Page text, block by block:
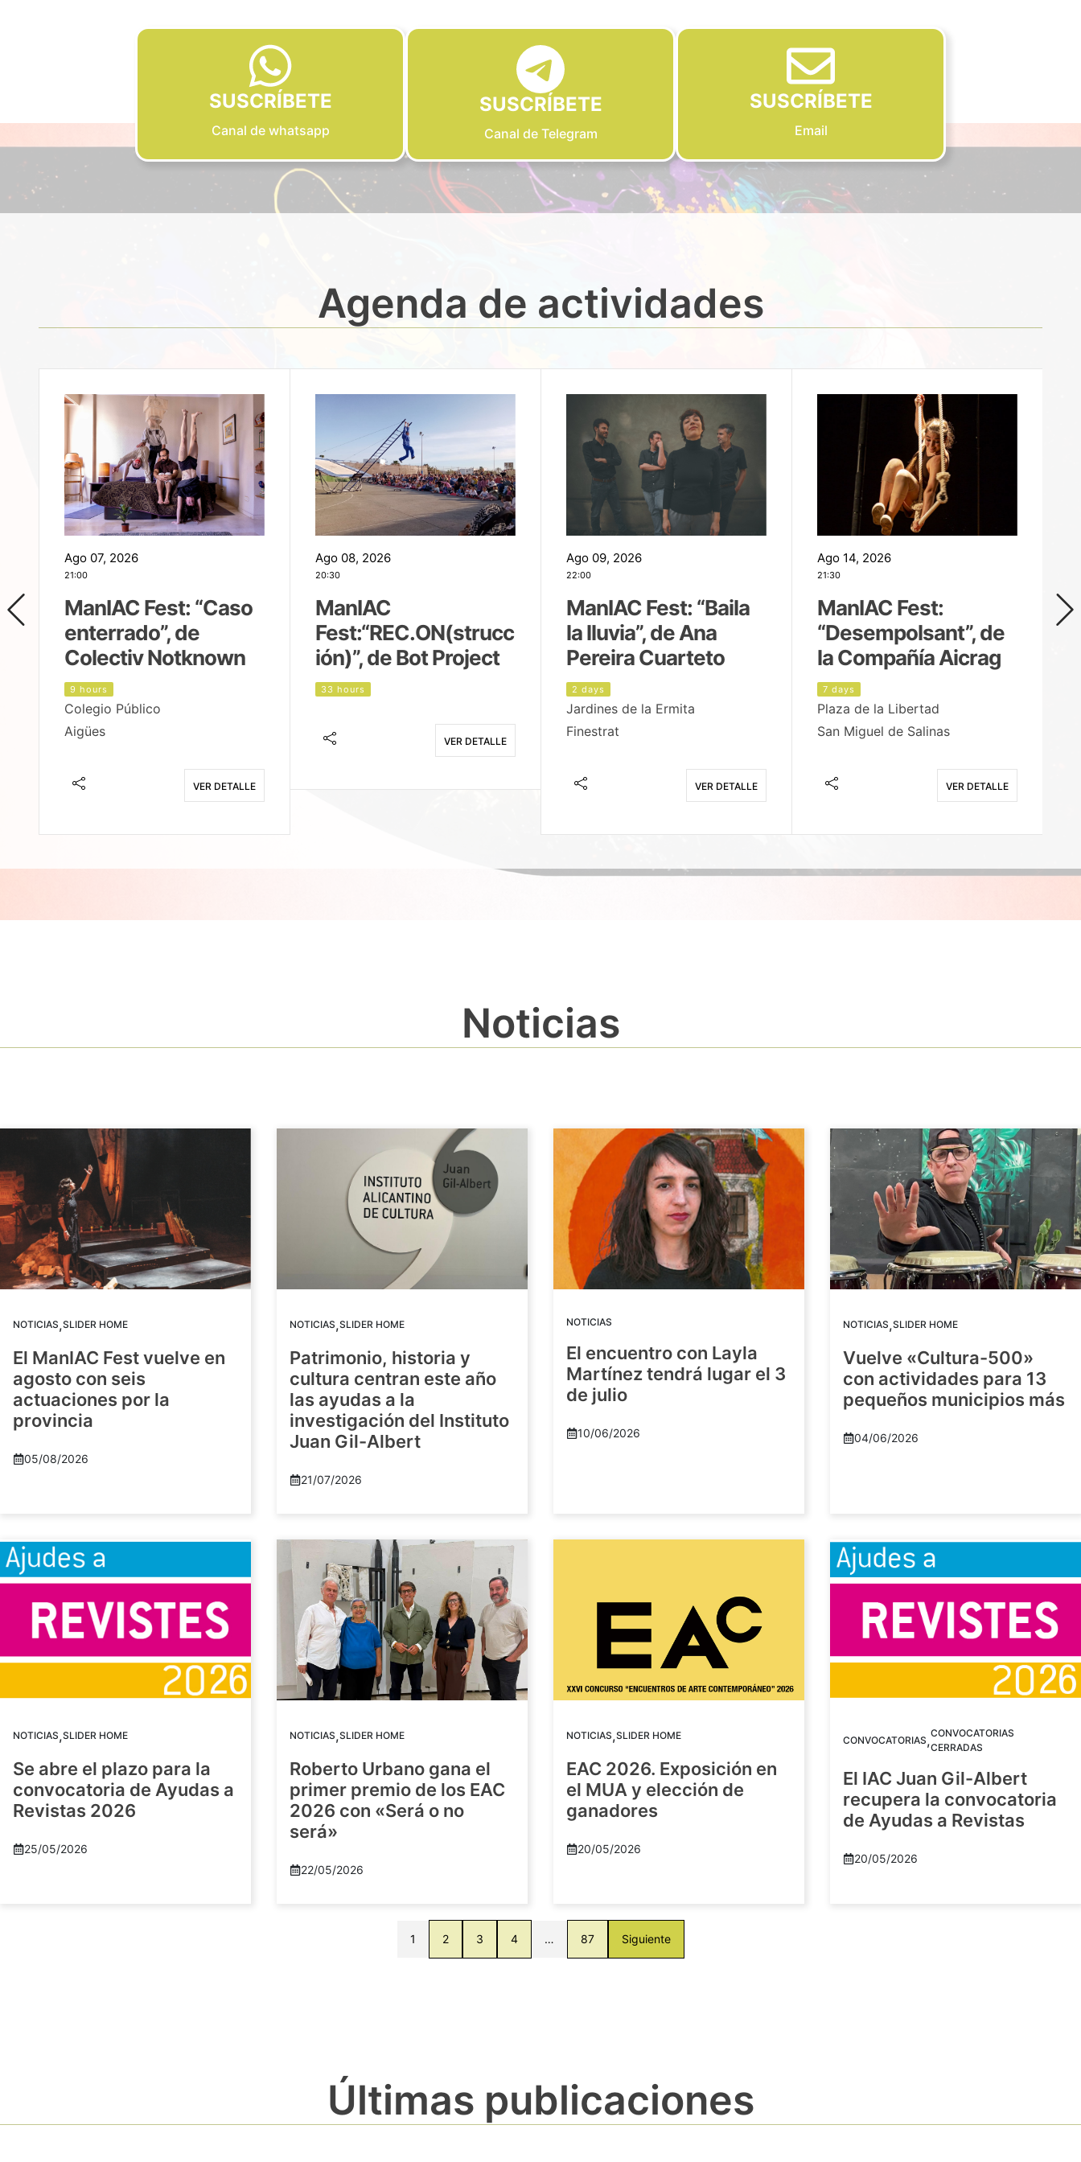
SUSCRÍBETE
Canal de whatsapp
SUSCRÍBETE
Canal de Telegram
SUSCRÍBETE
Email
Agenda de actividades
Ago 07, 2026
21:00
ManIAC Fest: “Caso
enterrado”, de
Colectiv Notknown
9 hours
Colegio Público
Aigües
VER DETALLE
Ago 08, 2026
20:30
ManIAC
Fest:“REC.ON(strucc
ión)”, de Bot Project
33 hours
VER DETALLE
Ago 09, 2026
22:00
ManIAC Fest: “Baila
la lluvia”, de Ana
Pereira Cuarteto
2 days
Jardines de la Ermita
Finestrat
VER DETALLE
Ago 14, 2026
21:30
ManIAC Fest:
“Desempolsant”, de
la Compañía Aicrag
7 days
Plaza de la Libertad
San Miguel de Salinas
VER DETALLE
Noticias
NOTICIAS,SLIDER HOME
El ManIAC Fest vuelve en
agosto con seis
actuaciones por la
provincia
05/08/2026
NOTICIAS,SLIDER HOME
Patrimonio, historia y
cultura centran este año
las ayudas a la
investigación del Instituto
Juan Gil-Albert
21/07/2026
NOTICIAS
El encuentro con Layla
Martínez tendrá lugar el 3
de julio
10/06/2026
NOTICIAS,SLIDER HOME
Vuelve «Cultura-500»
con actividades para 13
pequeños municipios más
04/06/2026
NOTICIAS,SLIDER HOME
Se abre el plazo para la
convocatoria de Ayudas a
Revistas 2026
25/05/2026
NOTICIAS,SLIDER HOME
Roberto Urbano gana el
primer premio de los EAC
2026 con «Será o no
será»
22/05/2026
NOTICIAS,SLIDER HOME
EAC 2026. Exposición en
el MUA y elección de
ganadores
20/05/2026
CONVOCATORIAS,CONVOCATORIAS
CERRADAS
El IAC Juan Gil-Albert
recupera la convocatoria
de Ayudas a Revistas
20/05/2026
1 2 3 4 … 87 Siguiente
Últimas publicaciones